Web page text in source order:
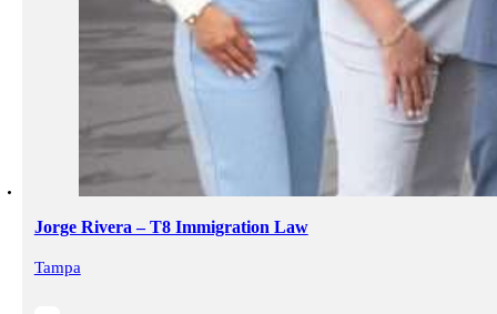
Jorge Rivera – T8 Immigration Law
Tampa